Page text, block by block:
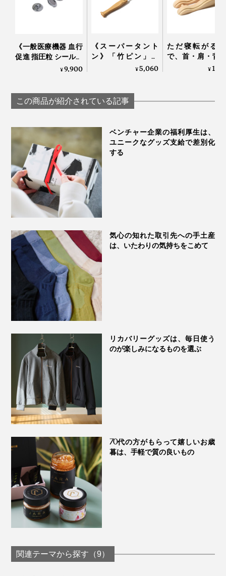
《一般医療機器 血行
促進 指圧粒 シール４
シート付》貼るだけ
技研
¥9,900
《スーパータント
ン》「竹ピン」と
「しなり」で、心地
ンエア｜スーパータ
ントン
¥5,060
ただ寝転がる
で、首・肩・背
腰のガチガチ筋
¥
この商品が紹介されている記事
ベンチャー企業の福利厚生は、
ユニークなグッズ支給で差別化
する
気心の知れた取引先への手土産
は、いたわりの気持ちをこめて
リカバリーグッズは、毎日使う
のが楽しみになるものを選ぶ
70代の方がもらって嬉しいお歳
暮は、手軽で質の良いもの
関連テーマから探す（9）